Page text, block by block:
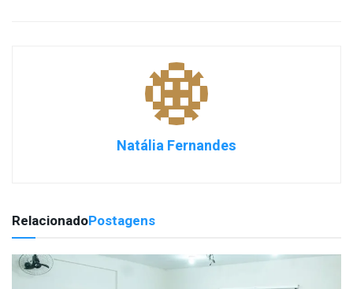
Natália Fernandes
RelacionadoPostagens